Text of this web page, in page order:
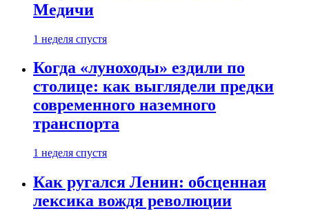
Медичи
1 неделя спустя
Когда «луноходы» ездили по
столице: как выглядели предки
современного наземного
транспорта
1 неделя спустя
Как ругался Ленин: обсценная
лексика вождя революции